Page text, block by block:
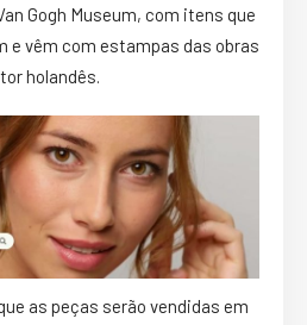
Gogh Museum, com itens que
e vêm com estampas das obras
holandês.
as peças serão vendidas em